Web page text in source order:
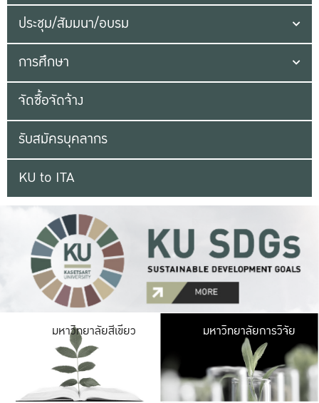
ประชุม/สัมมนา/อบรม
การศึกษา
จัดซื้อจัดจ้าง
รับสมัครบุคลากร
KU to ITA
มหาวิทยาลัยสีเขียว มหาวิ
มีพื้นที่เขียวสดใส
เป็นป่าในเมือง เกษต
มหาวิทยาลัยการวิจัย